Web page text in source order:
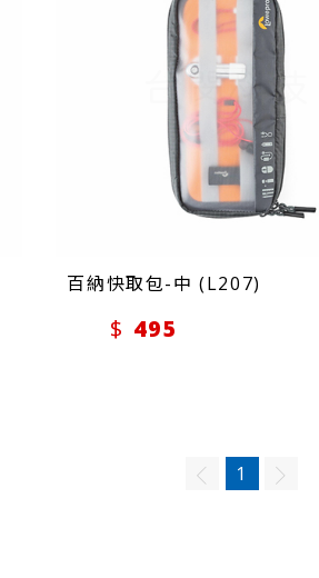
百納快取包-中 (L207)
495
1